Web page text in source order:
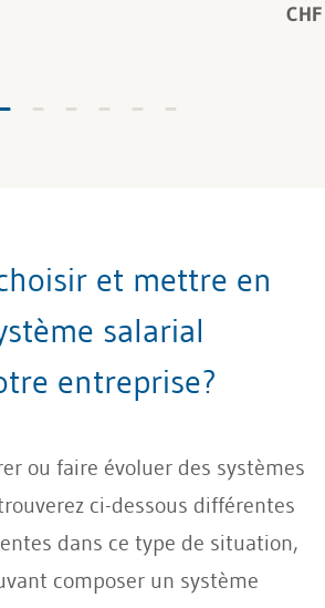
et mettre en
salarial
entreprise?
ou faire évoluer des systèmes
ci-dessous différentes
dans ce type de situation,
composer un système